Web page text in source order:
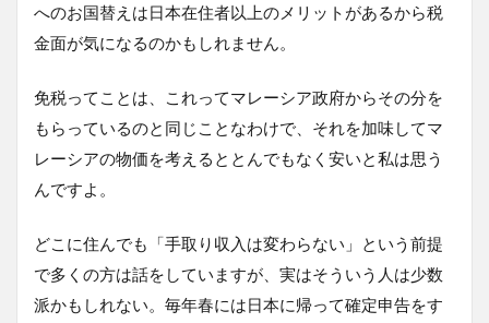
へのお国替えは日本在住者以上のメリットがあるから税
金面が気になるのかもしれません。
免税ってことは、これってマレーシア政府からその分を
もらっているのと同じことなわけで、それを加味してマ
レーシアの物価を考えるととんでもなく安いと私は思う
んですよ。
どこに住んでも「手取り収入は変わらない」という前提
で多くの方は話をしていますが、実はそういう人は少数
派かもしれない。毎年春には日本に帰って確定申告をす